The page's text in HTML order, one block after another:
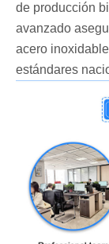
de producción
avanzado
acero
estándares